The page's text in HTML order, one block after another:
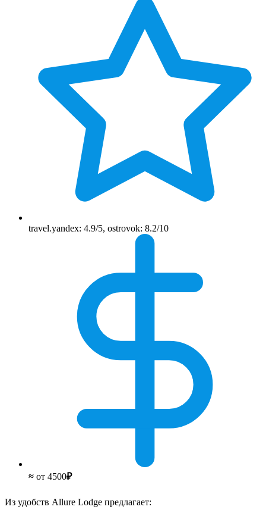
travel.yandex: 4.9/5, ostrovok: 8.2/10
≈ от 4500₽
Из удобств Allure Lodge предлагает: